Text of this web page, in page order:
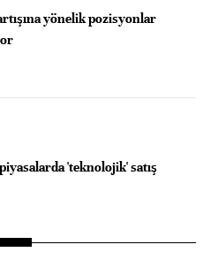
yönelik pozisyonlar
'teknolojik' satış